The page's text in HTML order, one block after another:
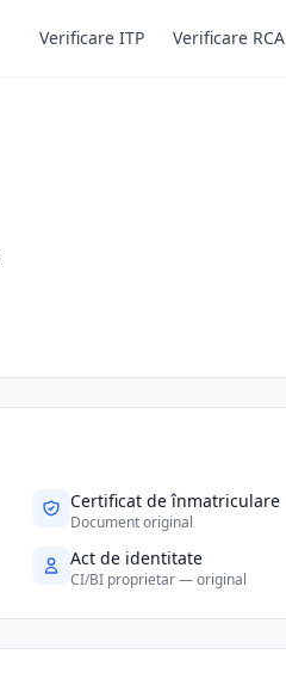
Verificare ITP Verificare RCA
Certificat de înmatriculare
Document original
Act de identitate
CI/BI proprietar — original